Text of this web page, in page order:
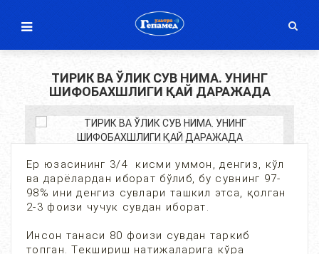
ТИРИК ВА ЎЛИК СУВ НИМА. УНИНГ
ШИФОБАХШЛИГИ ҚАЙ ДАРАЖАДА
Ер юзасининг 3/4 кисми уммон, денгиз, кўл
ва дарёлардан иборат бўлиб, бу сувнинг 97-
98% ини денгиз сувлари ташкил этса, қолган
2-3 фоизи чучук сувдан иборат.
Инсон танаси 80 фоизи сувдан таркиб
топган. Текшириш натижаларига кўра